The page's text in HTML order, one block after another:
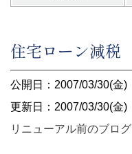
住宅ローン減税
公開日：2007/03/30(金)
更新日：2007/03/30(金)
リニューアル前のブログ